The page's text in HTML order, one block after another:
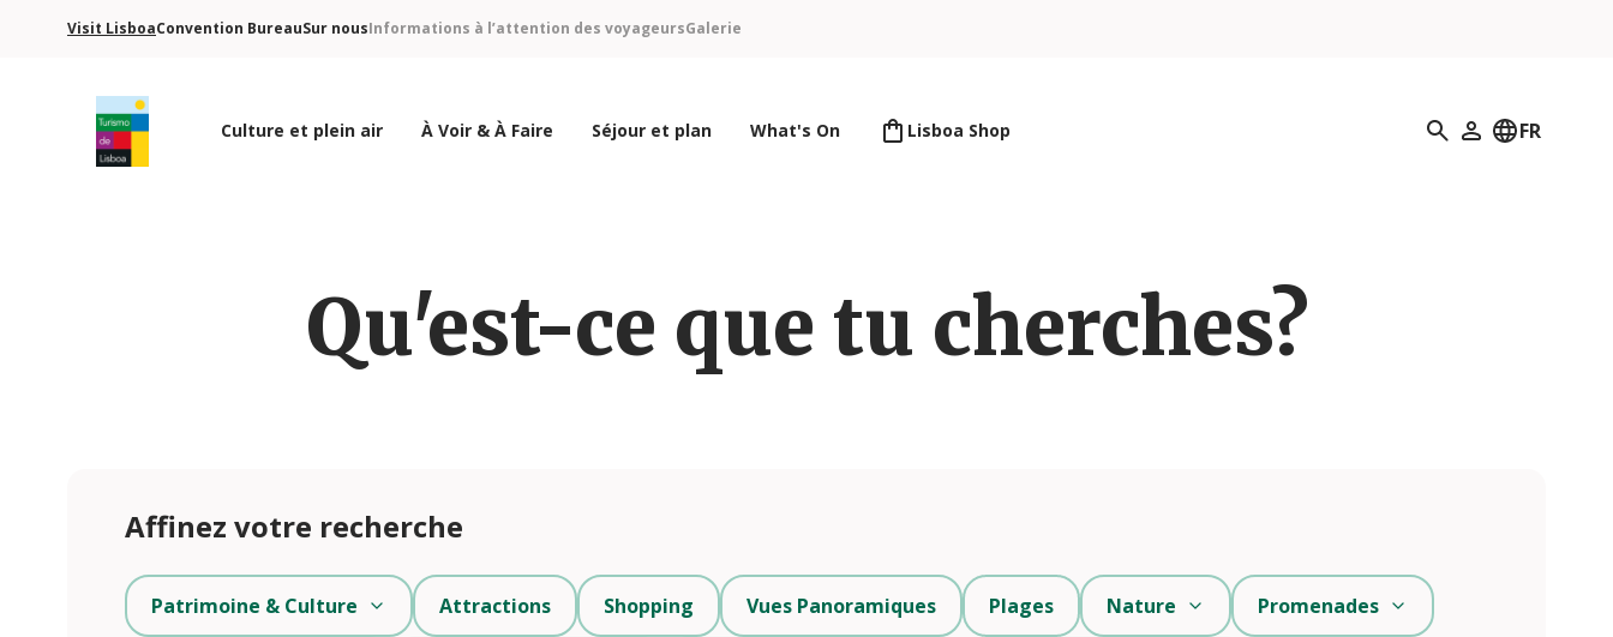
Visit LisboaConvention BureauSur nousInformations à l’attention des voyageursGalerie
Culture et plein air À Voir & À Faire Séjour et plan What's On Lisboa Shop Recherche
Mon profil
FR
Qu'est-ce que tu cherches?
Affinez votre recherche
Patrimoine & Culture Attractions Shopping Vues Panoramiques Plages Nature Promenades